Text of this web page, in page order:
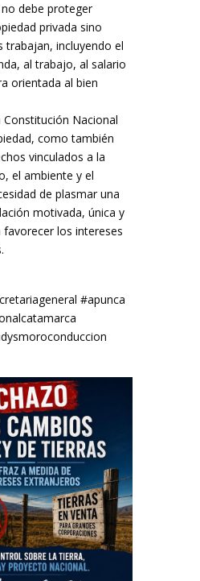
debe proteger
privada sino
trabajan, incluyendo el
al trabajo, al salario
orientada al bien
Constitución Nacional
como también
vinculados a la
el ambiente y el
de plasmar una
motivada, única y
los intereses
#apunca